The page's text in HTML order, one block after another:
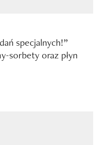
specjalnych!”
sorbety oraz płyn